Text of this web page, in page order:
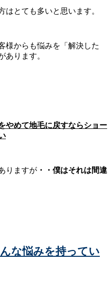
はとても多いと思います。
様からも悩みを「解決した
あります。
やめて地毛に戻すならショー
りますが ・・僕はそれは間違
な悩みを持ってい